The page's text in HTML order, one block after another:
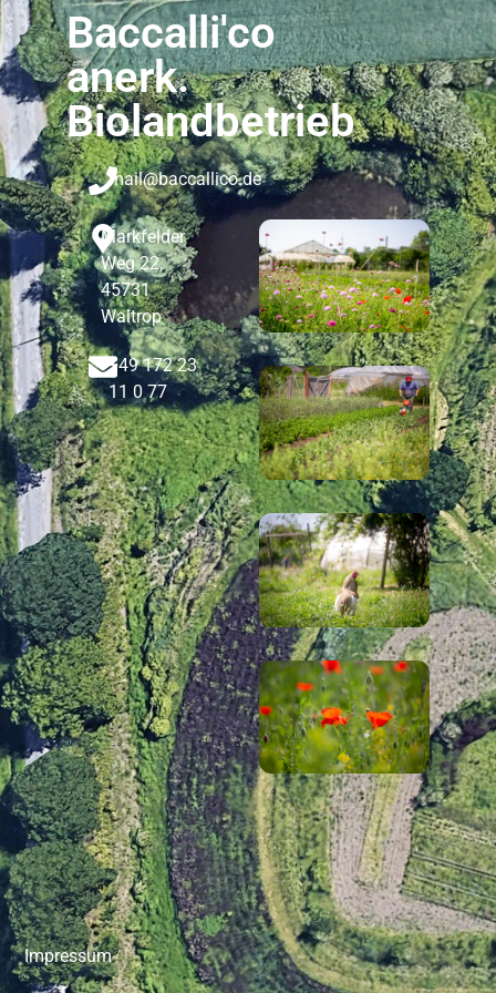
Baccalli'co
anerk.
Biolandbetrieb
mail@baccallico.de
Markfelder
Weg 22,
45731
Waltrop
+49 172 23
11 0 77
Impressum